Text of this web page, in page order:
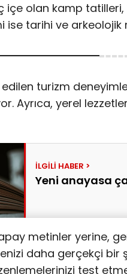
içe olan kamp
ise tarihi ve arkeolojik
turizm
Ayrıca, yerel
Yeni anayasa
metinler yerine,
daha gerçekçi bir
test